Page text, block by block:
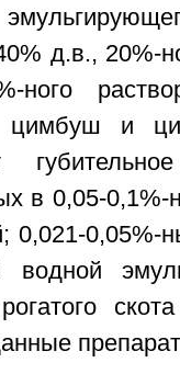
д.в., 20%-
ного
цимбуш и
в 0,05-
0,021-0,05%-
рогатого